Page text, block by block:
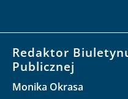
Redaktor
Publicznej
Monika Okrasa